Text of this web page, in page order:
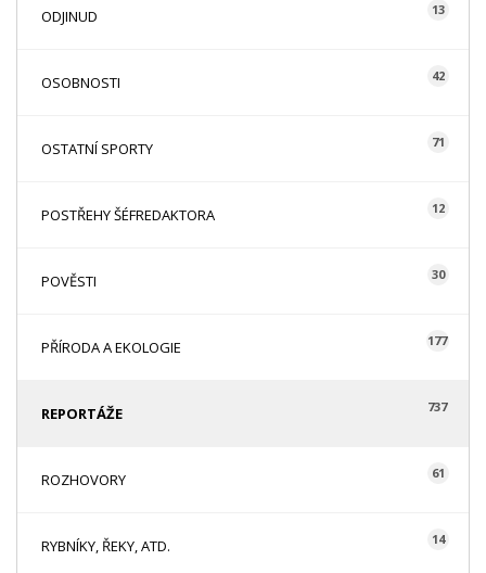
ODJINUD 13
OSOBNOSTI 42
OSTATNÍ SPORTY 71
POSTŘEHY ŠÉFREDAKTORA 12
POVĚSTI 30
PŘÍRODA A EKOLOGIE 177
REPORTÁŽE 737
ROZHOVORY 61
RYBNÍKY, ŘEKY, ATD. 14